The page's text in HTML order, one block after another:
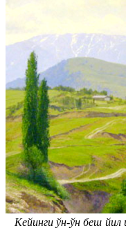
Кейинги ўн-ўн беш